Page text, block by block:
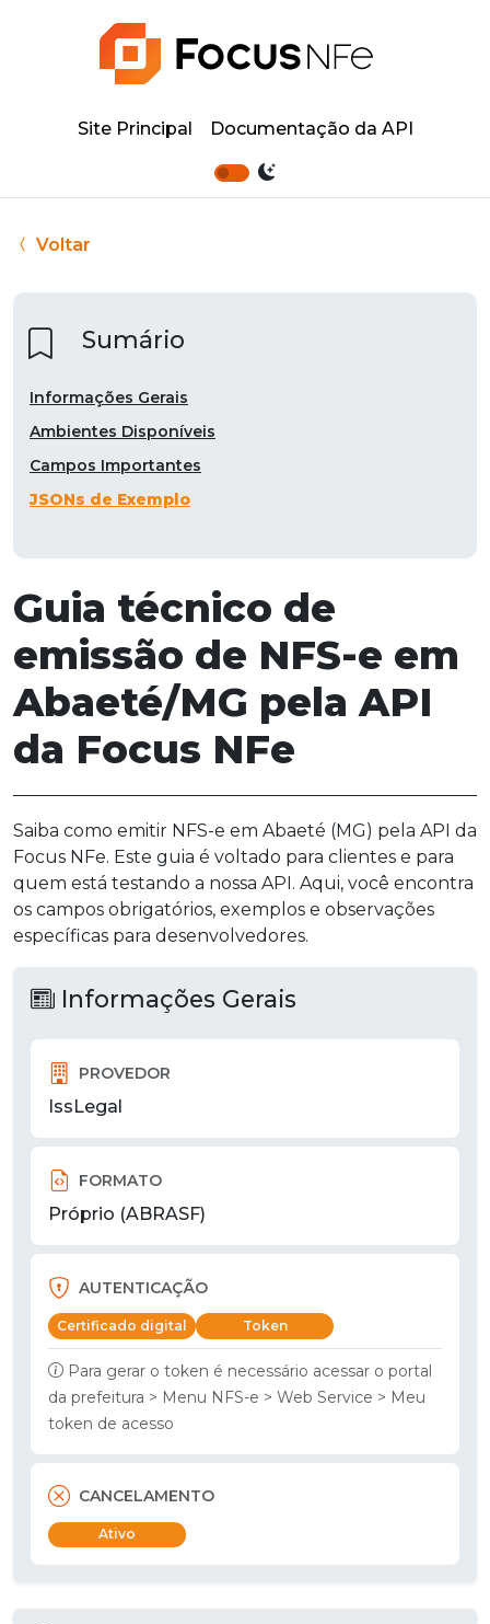
Site Principal Documentação da API
Voltar
Guia técnico de
emissão de NFS-e em
Abaeté/MG pela API
da Focus NFe
Saiba como emitir NFS-e em Abaeté (MG) pela API da
Focus NFe. Este guia é voltado para clientes e para
quem está testando a nossa API. Aqui, você encontra
os campos obrigatórios, exemplos e observações
específicas para desenvolvedores.
Informações Gerais
PROVEDOR
IssLegal
FORMATO
Próprio (ABRASF)
AUTENTICAÇÃO
Certificado digital Token
Para gerar o token é necessário acessar o portal
da prefeitura > Menu NFS-e > Web Service > Meu
token de acesso
CANCELAMENTO
Ativo
Sumário
Informações Gerais
Ambientes Disponíveis
Campos Importantes
JSONs de Exemplo